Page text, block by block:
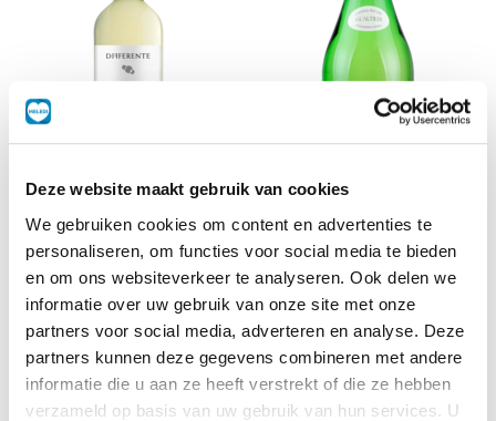
Deze website maakt gebruik van cookies
We gebruiken cookies om content en advertenties te
personaliseren, om functies voor social media te bieden
en om ons websiteverkeer te analyseren. Ook delen we
informatie over uw gebruik van onze site met onze
partners voor social media, adverteren en analyse. Deze
partners kunnen deze gegevens combineren met andere
informatie die u aan ze heeft verstrekt of die ze hebben
verzameld op basis van uw gebruik van hun services. U
Pinot Grigio
0,75 L
Frizzantino
1,5 L